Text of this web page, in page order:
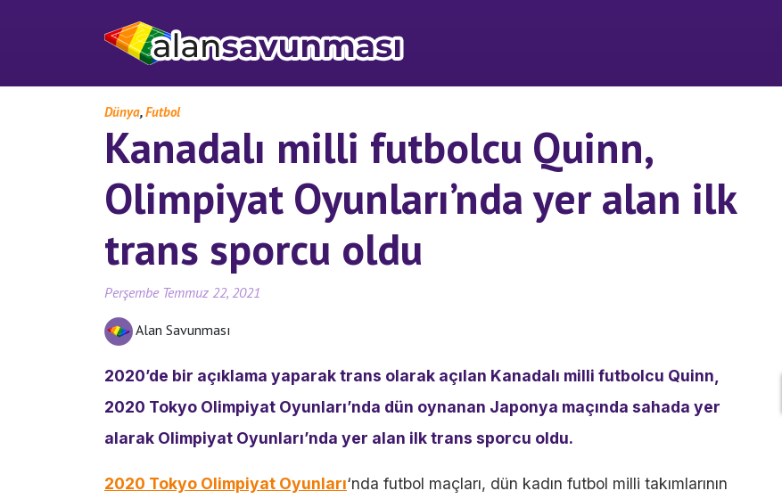
Dünya,Futbol
Kanadalı milli futbolcu Quinn,
Olimpiyat Oyunları’nda yer alan ilk
trans sporcu oldu
Perşembe Temmuz 22, 2021
Alan Savunması
2020’de bir açıklama yaparak trans olarak açılan Kanadalı milli futbolcu Quinn,
2020 Tokyo Olimpiyat Oyunları’nda dün oynanan Japonya maçında sahada yer
alarak Olimpiyat Oyunları’nda yer alan ilk trans sporcu oldu.
2020 Tokyo Olimpiyat Oyunları‘nda futbol maçları, dün kadın futbol milli takımlarının